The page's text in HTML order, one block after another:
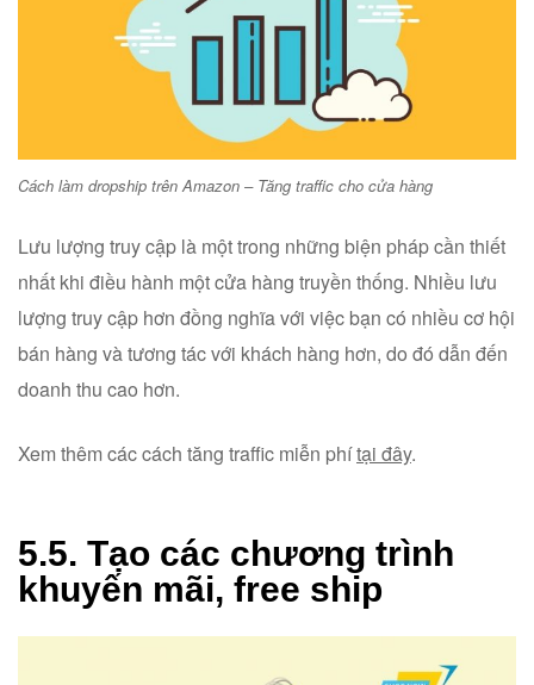
Cách làm dropship trên Amazon – Tăng traffic cho cửa hàng
Lưu lượng truy cập là một trong những biện pháp cần thiết
nhất khi điều hành một cửa hàng truyền thống. Nhiều lưu
lượng truy cập hơn đồng nghĩa với việc bạn có nhiều cơ hội
bán hàng và tương tác với khách hàng hơn, do đó dẫn đến
doanh thu cao hơn.
Xem thêm các cách tăng traffic miễn phítại đây.
5.5. Tạo các chương trình
khuyến mãi, free ship